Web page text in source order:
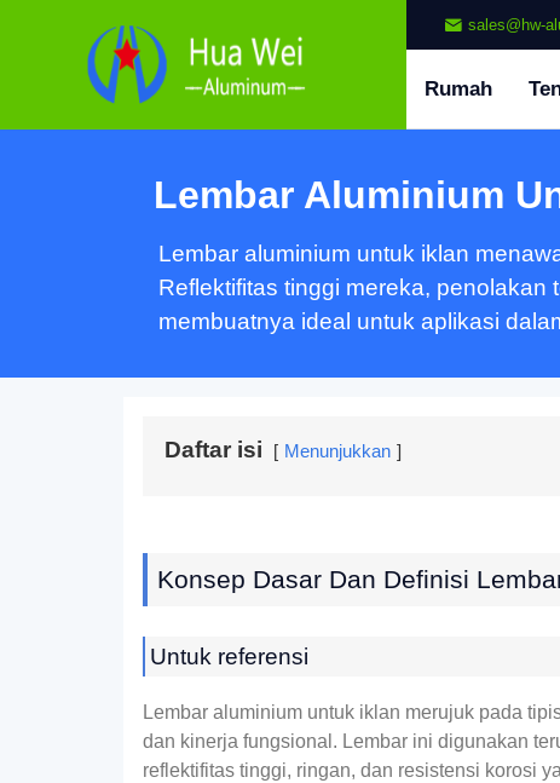
sales@hw-
Rumah
Lembar Aluminium
Lembar aluminium untuk iklan
Reflektifitas tinggi mereka,
membuatnya ideal untuk aplikasi
Daftar isi Menunjukkan
Konsep Dasar Dan Definisi
Untuk referensi
Lembar aluminium untuk iklan merujuk pada
dan kinerja fungsional. Lembar ini digunakan
reflektifitas tinggi, ringan, dan resistensi korosi